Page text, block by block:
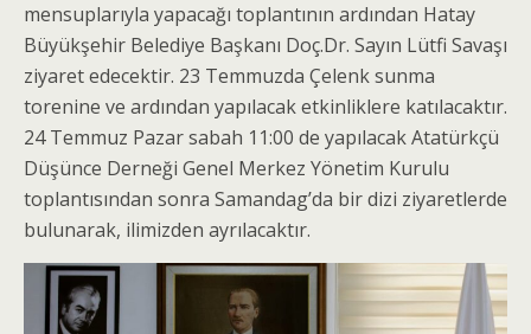
mensuplarıyla yapacağı toplantının ardından Hatay
Büyükşehir Belediye Başkanı Doç.Dr. Sayın Lütfi Savaşı
ziyaret edecektir. 23 Temmuzda Çelenk sunma
torenine ve ardından yapılacak etkinliklere katılacaktır.
24 Temmuz Pazar sabah 11:00 de yapılacak Atatürkçü
Düşünce Derneği Genel Merkez Yönetim Kurulu
toplantısından sonra Samandag’da bir dizi ziyaretlerde
bulunarak, ilimizden ayrılacaktır.